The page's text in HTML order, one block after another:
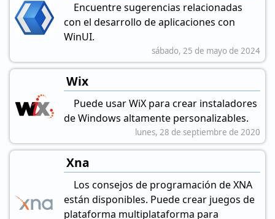
Encuentre sugerencias relacionadas
con el desarrollo de aplicaciones con
WinUI.
sábado, 25 de mayo de 2024
Wix
Puede usar WiX para crear instaladores
de Windows altamente personalizables.
lunes, 28 de septiembre de 2020
Xna
Los consejos de programación de XNA
están disponibles. Puede crear juegos de
plataforma multiplataforma para